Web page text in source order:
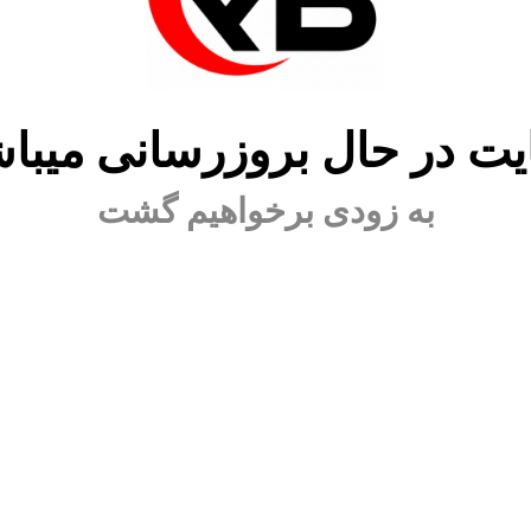
در حال بروزرسانی
به زودی برخواهیم گشت